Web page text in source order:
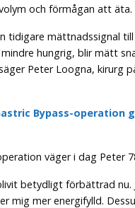
och förmågan att äta.
tidigare mättnadssignal
hungrig, blir mätt
Peter Loogna, kirurg
Bypass-operation
väger i dag Peter
betydligt förbättrad nu.
mig mer energifylld.